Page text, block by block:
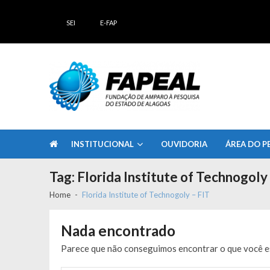
SEI E-FAP
INSTITUCIONAL OUVIDORIA ÁREA DO
Tag: Florida Institute of Technogoly
Home Florida Institute of Technogoly – FIT
Nada encontrado
Parece que não conseguimos encontrar o que você